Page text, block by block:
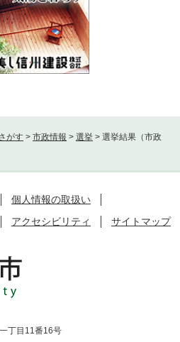
がす > 市政情報 > 選挙 > 選挙結果（市政
個人情報の取扱い
アクセシビリティ サイトマップ
丁目11番16号